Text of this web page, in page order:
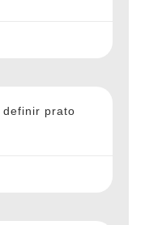
definir prato